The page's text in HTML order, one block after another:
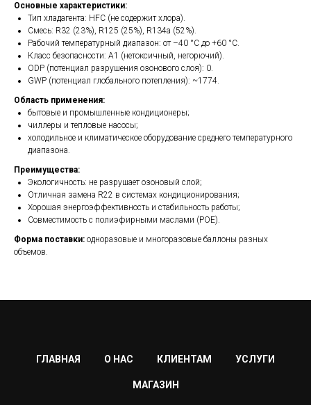
Основные характеристики:
Тип хладагента: HFC (не содержит хлора).
Смесь: R32 (23%), R125 (25%), R134a (52%).
Рабочий температурный диапазон: от –40 °C до +60 °C.
Класс безопасности: A1 (нетоксичный, негорючий).
ODP (потенциал разрушения озонового слоя): 0.
GWP (потенциал глобального потепления): ~1774.
Область применения:
бытовые и промышленные кондиционеры;
чиллеры и тепловые насосы;
холодильное и климатическое оборудование среднего температурного
диапазона.
Преимущества:
Экологичность: не разрушает озоновый слой;
Отличная замена R22 в системах кондиционирования;
Хорошая энергоэффективность и стабильность работы;
Совместимость с полиэфирными маслами (POE).
Форма поставки: одноразовые и многоразовые баллоны разных
объемов.
ГЛАВНАЯ О НАС КЛИЕНТАМ УСЛУГИ
МАГАЗИН